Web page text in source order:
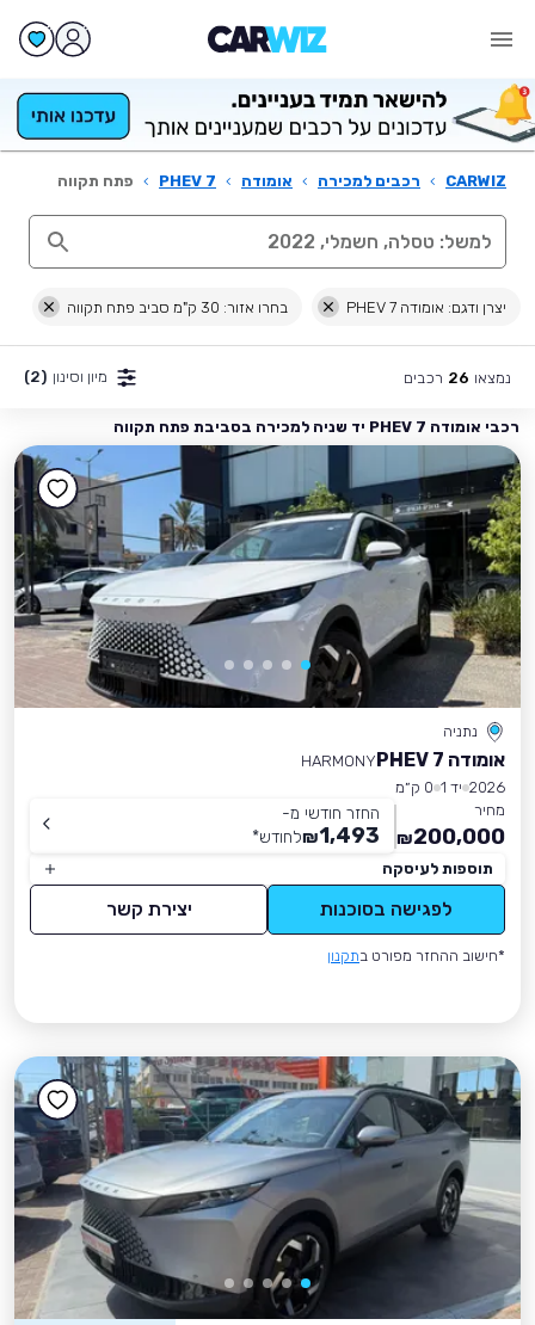
CARWIZ
› רכבים למכירה › אומודה ›
7 PHEV
› פתח תקווה
יצרן ודגם: אומודה 7 PHEV בחרו אזור: 30 ק"מ סביב פתח תקווה
נמצאו 26 רכבים מיון וסינון (2)
רכבי אומודה 7 PHEV יד שניה למכירה בסביבת פתח תקווה
נתניה
אומודה 7 PHEV
HARMONY
2026 יד 1
0 ק״מ
מחיר
200,000
₪
החזר חודשי מ-
1,493
₪לחודש*
תוספות לעיסקה
לפגישה בסוכנות יצירת קשר
*חישוב ההחזר מפורט בתקנון